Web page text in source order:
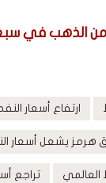
من الذهب في
ارتفاع أسعار
هرمز يشعل أسعار
العالمي تراجع